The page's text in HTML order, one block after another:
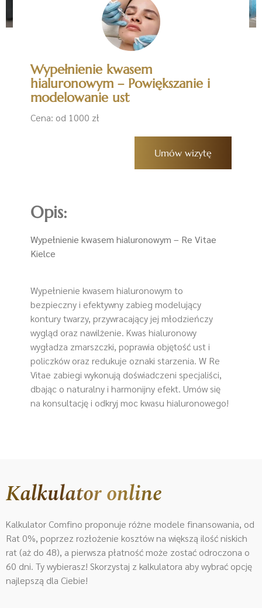
Wypełnienie kwasem
hialuronowym – Powiększanie i
modelowanie ust
Cena: od 1000 zł
Umów wizytę
Opis:
Wypełnienie kwasem hialuronowym – Re Vitae
Kielce
Wypełnienie kwasem hialuronowym to
bezpieczny i efektywny zabieg modelujący
kontury twarzy, przywracający jej młodzieńczy
wygląd oraz nawilżenie. Kwas hialuronowy
wygładza zmarszczki, poprawia objętość ust i
policzków oraz redukuje oznaki starzenia. W Re
Vitae zabiegi wykonują doświadczeni specjaliści,
dbając o naturalny i harmonijny efekt. Umów się
na konsultację i odkryj moc kwasu hialuronowego!
Kalkulator online
Kalkulator Comfino proponuje różne modele finansowania, od
Rat 0%, poprzez rozłożenie kosztów na większą ilość niskich
rat (aż do 48), a pierwsza płatność może zostać odroczona o
60 dni. Ty wybierasz! Skorzystaj z kalkulatora aby wybrać opcję
najlepszą dla Ciebie!